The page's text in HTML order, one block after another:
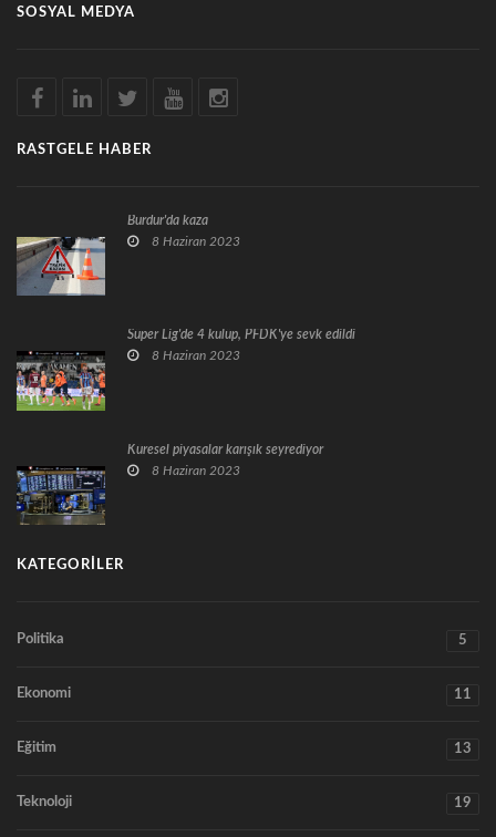
SOSYAL MEDYA
RASTGELE HABER
Burdur'da kaza
8 Haziran 2023
Süper Lig'de 4 kulüp, PFDK'ye sevk edildi
8 Haziran 2023
Küresel piyasalar karışık seyrediyor
8 Haziran 2023
KATEGORILER
Politika 5
Ekonomi 11
Eğitim 13
Teknoloji 19